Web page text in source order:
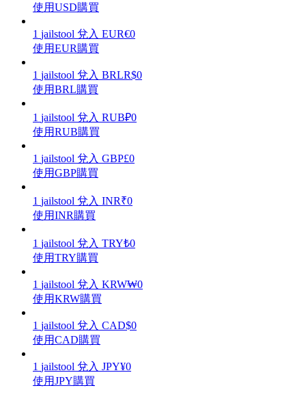
增值寶
使您的資產穩定增值
機槍池
使用USD購買
1 jailstool 兌入 EUR€0
使用EUR購買
1 jailstool 兌入 BRLR$0
使用BRL購買
1 jailstool 兌入 RUB₽0
使用RUB購買
1 jailstool 兌入 GBP£0
使用GBP購買
1 jailstool 兌入 INR₹0
使用INR購買
1 jailstool 兌入 TRY₺0
使用TRY購買
1 jailstool 兌入 KRW₩0
使用KRW購買
1 jailstool 兌入 CAD$0
使用CAD購買
1 jailstool 兌入 JPY¥0
使用JPY購買